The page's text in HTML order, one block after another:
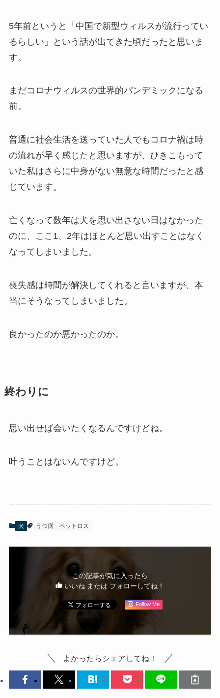
5年前というと「中国で新型ウィルスが流行ってい
るらしい」という話が出てきた頃だったと思いま
す。
まだコロナウィルスの世界的パンデミックになる
前。
普通に社会生活を送っていた人でもコロナ禍は時
の流れが早く感じたと思いますが、ひきこもって
いた私はさらに中身がない無意な時間だったと感
じています。
亡くなって数年は犬を思い出さない日はなかった
のに、ここ1、2年はほとんど思い出すことはなく
なってしまいました。
喪失感は時間が解決してくれると言いますが、本
当にそうなってしまいました。
良かったのか悪かったのか。
終わりに
思い出せば会いたくなるんですけどね。
叶うことはないんですけど。
犬 うつ病 ペットロス
この記事が気に入ったら
いいね または フォローしてね！
Follow Me
よかったらシェアしてね！